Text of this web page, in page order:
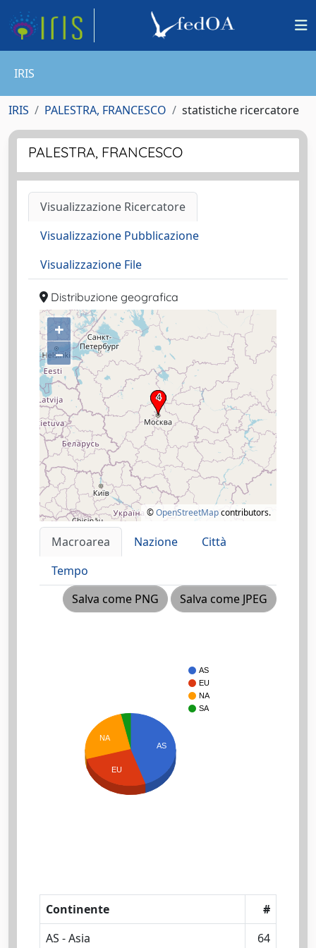
IRIS
IRIS PALESTRA, FRANCESCO statistiche ricercatore
PALESTRA, FRANCESCO
Visualizzazione Ricercatore
Visualizzazione Pubblicazione
Visualizzazione File
Distribuzione geografica
+
–
©OpenStreetMapcontributors.
Macroarea Nazione
Città
Tempo
Salva come PNG
Salva come JPEG
AS
EU
NA
SA
AS
NA
EU
Continente
#
AS - Asia
64